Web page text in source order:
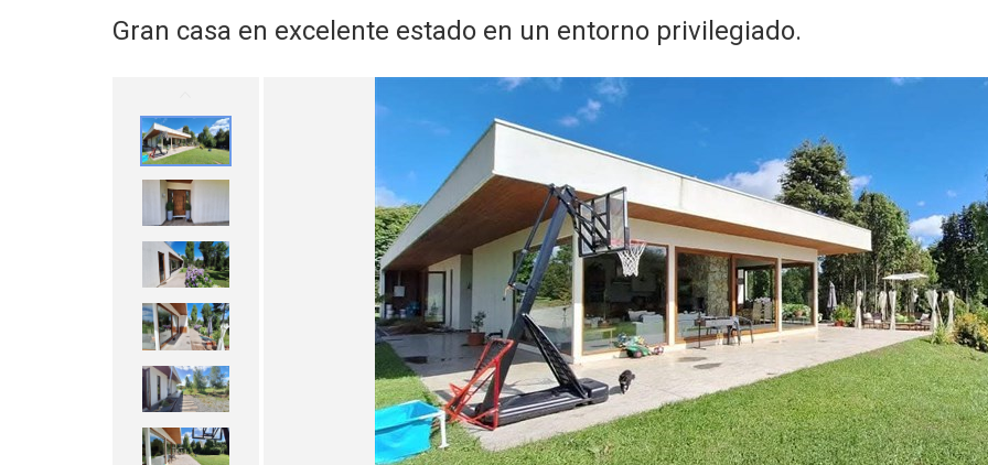
Gran casa en excelente estado en un entorno privilegiado.